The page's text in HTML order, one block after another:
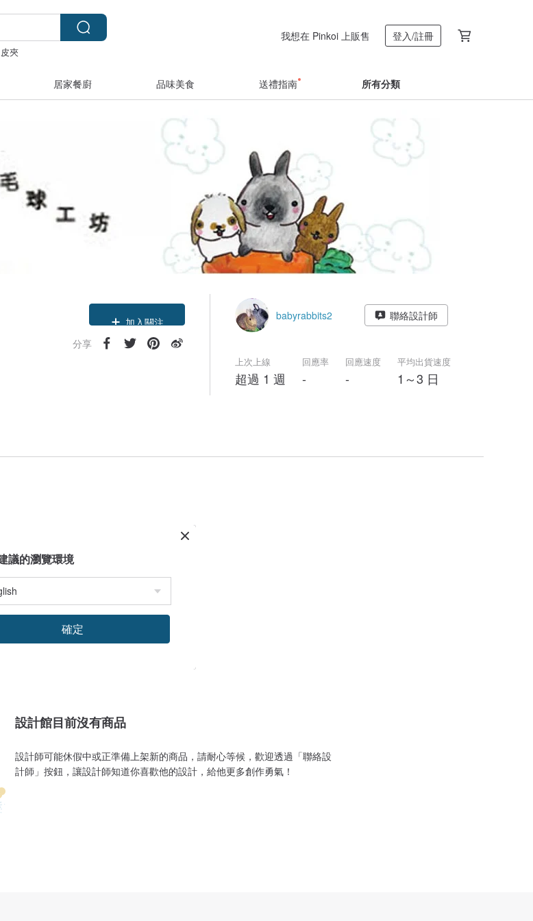
皮夾
我想在 Pinkoi 上販售 登入/註冊
居家餐廚 品味美食 送禮指南 所有分類
加入關注
分享
babyrabbits2 聯絡設計師
上次上線
超過 1 週
回應率
-
回應速度
-
平均出貨速度
1～3 日
設計館目前沒有商品
設計師可能休假中或正準備上架新的商品，請耐心等候，歡迎透過「聯絡設
計師」按鈕，讓設計師知道你喜歡他的設計，給他更多創作勇氣！
議的瀏覽環境
確定